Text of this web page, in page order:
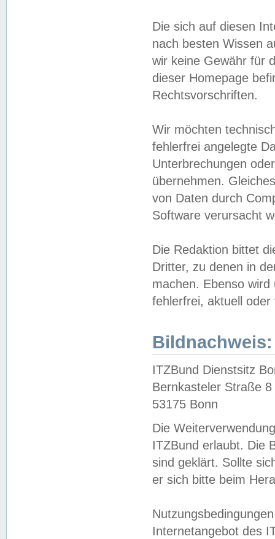
Die sich auf diesen
nach besten Wissen
wir keine Gewähr für
dieser Homepage
Rechtsvorschriften.
Wir möchten
fehlerfrei angelegte
Unterbrechungen
übernehmen.
von Daten durch
Software verursacht
Die Redaktion bittet
Dritter, zu denen in
machen. Ebenso
fehlerfrei, aktuell oder
Bildnachweis:
ITZBund Dienstsitz
Bernkasteler Straße 8
53175 Bonn
Die
ITZBund erlaubt. Die
sind geklärt. Sollte
er sich bitte beim
Internetangebot des